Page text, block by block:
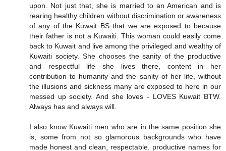
upon. Not just that, she is married to an American and is
rearing healthy children without discrimination or awareness
of any of the Kuwait BS that we are exposed to because
their father is not a Kuwaiti. This woman could easily come
back to Kuwait and live among the privileged and wealthy of
Kuwaiti society. She chooses the sanity of the productive
and respectful life she lives there, content in her
contribution to humanity and the sanity of her life, without
the illusions and sickness many are exposed to here in our
messed up society. And she loves - LOVES Kuwait BTW.
Always has and always will.
I also know Kuwaiti men who are in the same position she
is, some from not so glamorous backgrounds who have
made honest and clean, respectable, productive names for